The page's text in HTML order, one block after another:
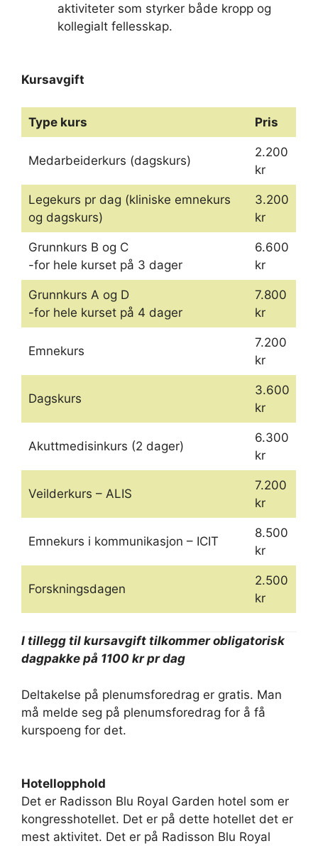
aktiviteter som styrker både kropp og
kollegialt fellesskap.
Kursavgift
Type kurs Pris
Medarbeiderkurs (dagskurs)
2.200
kr
Legekurs pr dag (kliniske emnekurs
og dagskurs)
3.200
kr
Grunnkurs B og C
-for hele kurset på 3 dager
6.600
kr
Grunnkurs A og D
-for hele kurset på 4 dager
7.800
kr
Emnekurs
7.200
kr
Dagskurs
3.600
kr
Akuttmedisinkurs (2 dager)
6.300
kr
Veilderkurs – ALIS
7.200
kr
Emnekurs i kommunikasjon – ICIT
8.500
kr
Forskningsdagen
2.500
kr
I tillegg til kursavgift tilkommer obligatorisk
dagpakke på 1100 kr pr dag
Deltakelse på plenumsforedrag er gratis. Man
må melde seg på plenumsforedrag for å få
kurspoeng for det.
Hotellopphold
Det er Radisson Blu Royal Garden hotel som er
kongresshotellet. Det er på dette hotellet det er
mest aktivitet. Det er på Radisson Blu Royal